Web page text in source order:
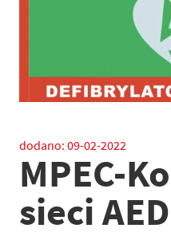
dodano: 09-02-2022
MPEC-
sieci AED